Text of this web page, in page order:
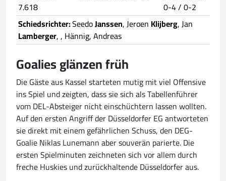
7.618
0-4 / 0-2
Schiedsrichter:SeedoJanssen, Jeroen Klijberg, Jan
Lamberger,, Hännig, Andreas
Goalies glänzen früh
Die Gäste aus Kassel starteten mutig mit viel Offensive
ins Spiel und zeigten, dass sie sich als Tabellenführer
vom DEL-Absteiger nicht einschüchtern lassen wollten.
Auf den ersten Angriff der Düsseldorfer EG antworteten
sie direkt mit einem gefährlichen Schuss, den DEG-
Goalie Niklas Lunemann aber souverän parierte. Die
ersten Spielminuten zeichneten sich vor allem durch
freche Huskies und zurückhaltende Düsseldorfer aus.